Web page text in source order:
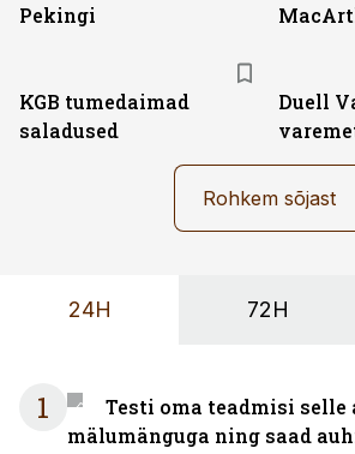
Pekingi
KGB tumedaimad
saladused
Duell
Rohkem sõjast
24H 72H
1
Testi oma teadmisi selle
mälumänguga ning saad